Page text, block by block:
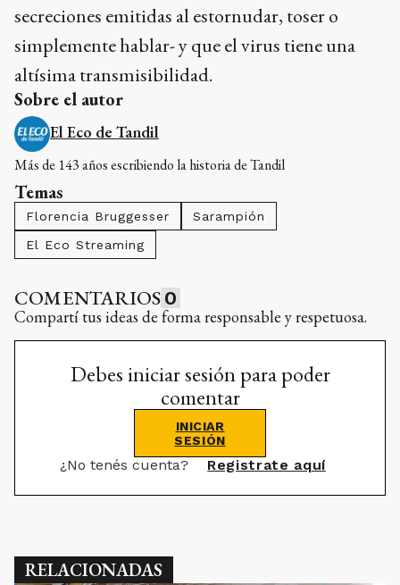
secreciones emitidas al estornudar, toser o
simplemente hablar- y que el virus tiene una
altísima transmisibilidad.
Sobre el autor
El Eco de Tandil
Más de 143 años escribiendo la historia de Tandil
Temas
Florencia Bruggesser
Sarampión
El Eco Streaming
COMENTARIOS 0
Compartí tus ideas de forma responsable y respetuosa.
Debes iniciar sesión para poder
comentar
INICIAR
SESIÓN
¿No tenés cuenta? Registrate aquí
RELACIONADAS